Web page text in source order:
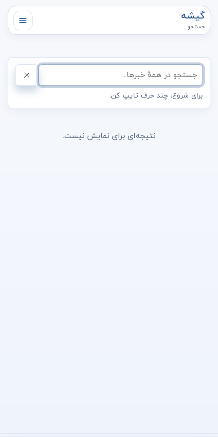
گیشه
جستجو
برای شروع، چند حرف تایپ کن.
نتیجه‌ای برای نمایش نیست.